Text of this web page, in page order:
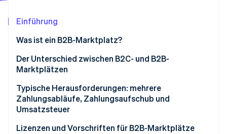
Atlas
Start-up-Gründung
Climate
Identity
Online-Identitätsprüfung
Stripe App-Marktplatz
Einführung
Was ist ein B2B-Marktplatz?
Wie funktioniert ein B2B-Marktplatz?
Der Unterschied zwischen B2C- und B2B-
Marktplätzen
Typische Herausforderungen: mehrere
Zahlungsabläufe, Zahlungsaufschub und
Umsatzsteuer
Vielfältige Zahlungsabläufe mit mehreren Anbietern
Lizenzen und Vorschriften für B2B-Marktplätze